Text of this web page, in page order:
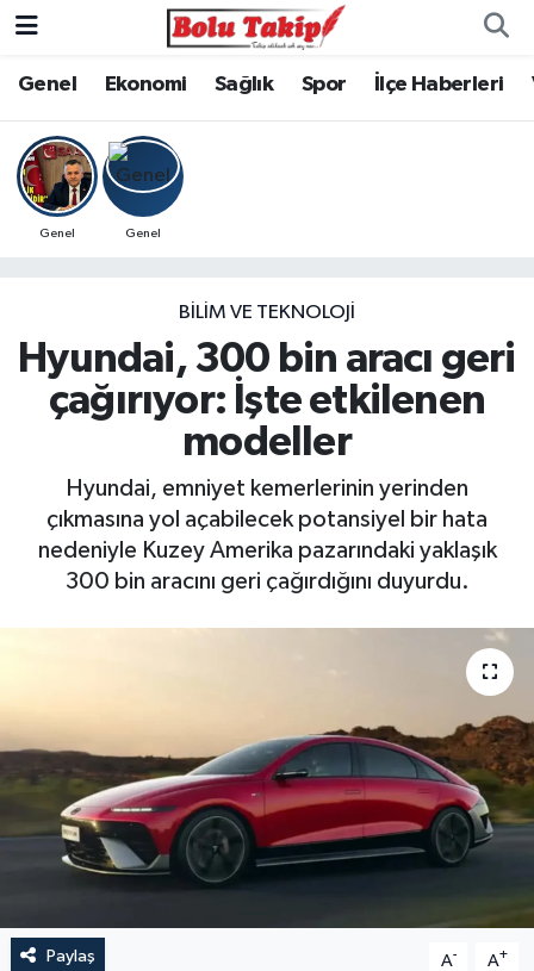
Genel Ekonomi Sağlık Spor İlçe Haberleri
Genel Genel
BILIM VE TEKNOLOJI
Hyundai, 300 bin aracı geri
çağırıyor: İşte etkilenen
modeller
Hyundai, emniyet kemerlerinin yerinden
çıkmasına yol açabilecek potansiyel bir hata
nedeniyle Kuzey Amerika pazarındaki yaklaşık
300 bin aracını geri çağırdığını duyurdu.
Paylaş A- A+